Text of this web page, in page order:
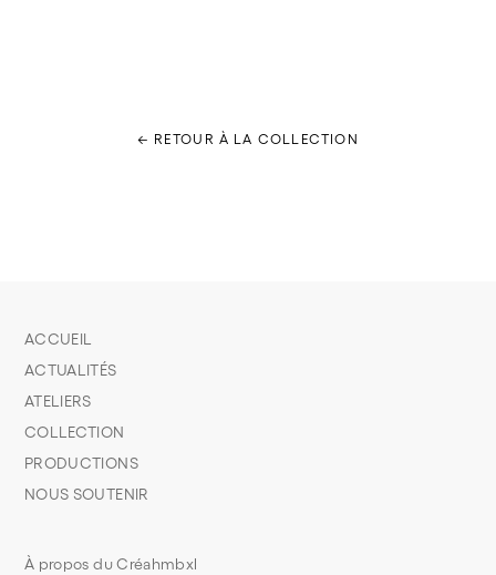
← RETOUR À LA COLLECTION
À propos du Créahmbxl
ACCUEIL
ACTUALITÉS
ATELIERS
COLLECTION
PRODUCTIONS
NOUS SOUTENIR